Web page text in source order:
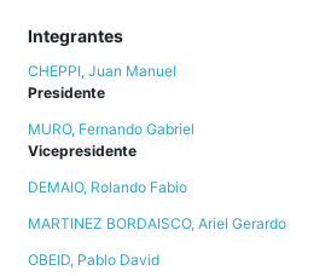
Integrantes
CHEPPI, Juan Manuel
Presidente
MURO, Fernando Gabriel
Vicepresidente
DEMAIO, Rolando Fabio
MARTINEZ BORDAISCO, Ariel Gerardo
OBEID, Pablo David